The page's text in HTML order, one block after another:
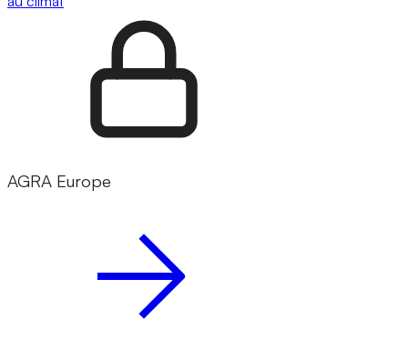
AGRA Europe